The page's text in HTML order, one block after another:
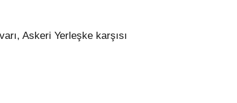
Askeri Yerleşke karşısı